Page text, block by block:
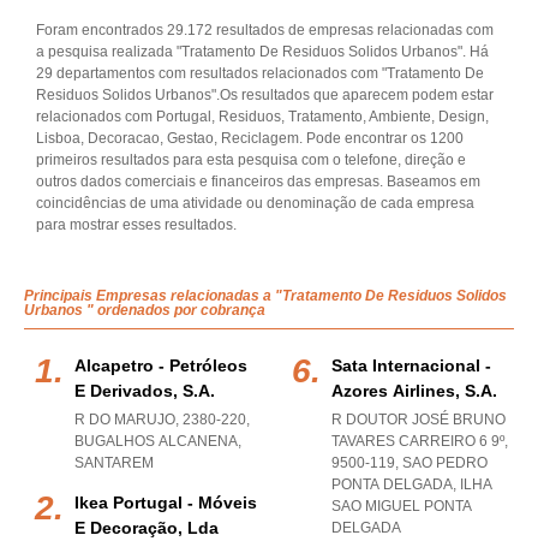
Foram encontrados 29.172 resultados de empresas relacionadas com
a pesquisa realizada "Tratamento De Residuos Solidos Urbanos". Há
29 departamentos com resultados relacionados com "Tratamento De
Residuos Solidos Urbanos".Os resultados que aparecem podem estar
relacionados com Portugal, Residuos, Tratamento, Ambiente, Design,
Lisboa, Decoracao, Gestao, Reciclagem. Pode encontrar os 1200
primeiros resultados para esta pesquisa com o telefone, direção e
outros dados comerciais e financeiros das empresas. Baseamos em
coincidências de uma atividade ou denominação de cada empresa
para mostrar esses resultados.
Principais Empresas relacionadas a "Tratamento De Residuos Solidos
Urbanos " ordenados por cobrança
Alcapetro - Petróleos
E Derivados, S.a.
R DO MARUJO, 2380-220,
BUGALHOS ALCANENA,
SANTAREM
Ikea Portugal - Móveis
E Decoração, Lda
Sata Internacional -
Azores Airlines, S.a.
R DOUTOR JOSÉ BRUNO
TAVARES CARREIRO 6 9º,
9500-119, SAO PEDRO
PONTA DELGADA, ILHA
SAO MIGUEL PONTA
DELGADA